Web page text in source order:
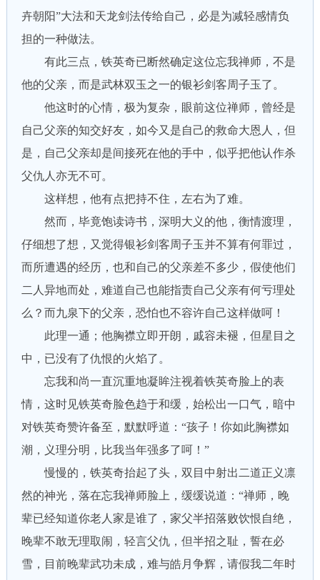
卉朝阳”大法和天龙剑法传给自己，必是为减轻感情负
担的一种做法。
有此三点，铁英奇已断然确定这位忘我禅师，不是
他的父亲，而是武林双玉之一的银衫剑客周子玉了。
他这时的心情，极为复杂，眼前这位禅师，曾经是
自己父亲的知交好友，如今又是自己的救命大恩人，但
是，自己父亲却是间接死在他的手中，似乎把他认作杀
父仇人亦无不可。
这样想，他有点把持不住，左右为了难。
然而，毕竟饱读诗书，深明大义的他，衡情渡理，
仔细想了想，又觉得银衫剑客周子玉并不算有何罪过，
而所遭遇的经历，也和自己的父亲差不多少，假使他们
二人异地而处，难道自己也能指责自己父亲有何亏理处
么？而九泉下的父亲，恐怕也不容许自己这样做呵！
此理一通；他胸襟立即开朗，戚容未褪，但星目之
中，已没有了仇恨的火焰了。
忘我和尚一直沉重地凝眸注视着铁英奇脸上的表
情，这时见铁英奇脸色趋于和缓，始松出一口气，暗中
对铁英奇赞许备至，默默呼道：“孩子！你如此胸襟如
潮，义理分明，比我当年强多了呵！”
慢慢的，铁英奇抬起了头，双目中射出二道正义凛
然的神光，落在忘我禅师脸上，缓缓说道：“禅师，晚
辈已经知道你老人家是谁了，家父半招落败饮恨自绝，
晚辈不敢无理取闹，轻言父仇，但半招之耻，誓在必
雪，目前晚辈武功未成，难与皓月争辉，请假我二年时